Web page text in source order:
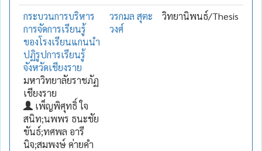
กระบวนการบริหาร
การจัดการเรียนรู้
ของโรงเรียนแกนนำ
ปฏิรูปการเรียนรู้
จังหวัดเชียงราย
มหาวิทยาลัยราชภัฏ
เชียงราย
เพ็ญพิศุทธิ์ ใจ
สนิท;นพพร ธนะชัย
ขันธ์;ทศพล อารี
นิจ;สมพงษ์ ค่ายคำ
วรกมล สุตะ
วงศ์
วิทยานิพนธ์/Thesis